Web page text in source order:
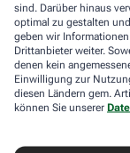
sind. Darüber hinaus
optimal zu gestalten
geben wir
Drittanbieter weiter.
denen kein
Einwilligung zur
diesen Ländern gem.
können Sie unserer
Lieferarten
Abholung